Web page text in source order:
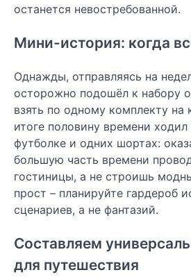
останется невостребованной.
Мини-история: когда
Однажды, отправляясь на
осторожно подошёл к набору
взять по одному комплекту
итоге половину времени
футболке и одних шортах:
большую часть времени
гостиницы, а не строишь
прост – планируйте гардероб
сценариев, а не фантазий.
Составляем
для путешествия